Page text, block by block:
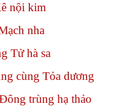
nội kim
nha
Tử hà sa
cùng Tỏa dương
trùng hạ thảo